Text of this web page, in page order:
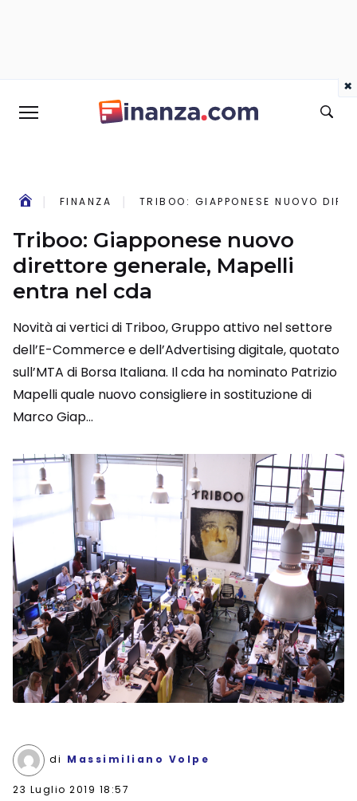
FINANZA TRIBOO: GIAPPONESE NUOVO
Triboo: Giapponese nuovo
direttore generale, Mapelli
entra nel cda
Novità ai vertici di Triboo, Gruppo attivo nel settore
dell’E-Commerce e dell’Advertising digitale, quotato
sull’MTA di Borsa Italiana. Il cda ha nominato Patrizio
Mapelli quale nuovo consigliere in sostituzione di
Marco Giap...
di Massimiliano Volpe
23 Luglio 2019 18:57
×